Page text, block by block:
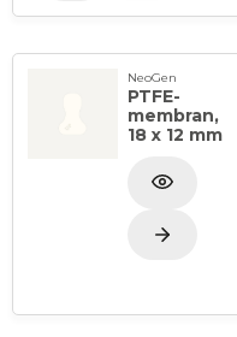
NeoGen
PTFE-
membran,
18 x 12 mm